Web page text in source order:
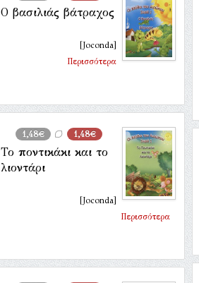
Ο βασιλιάς βάτραχος
[Joconda]
Περισσότερα
1,48€ 1,48€
Το ποντικάκι και το
λιοντάρι
[Joconda]
Περισσότερα